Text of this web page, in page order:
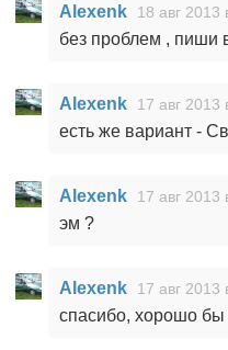
Alexenk 18 авг 2013
без проблем , пиши
Alexenk 17 авг 2013
есть же вариант -
Alexenk 17 авг 2013
эм ?
Alexenk 17 авг 2013
спасибо, хорошо бы